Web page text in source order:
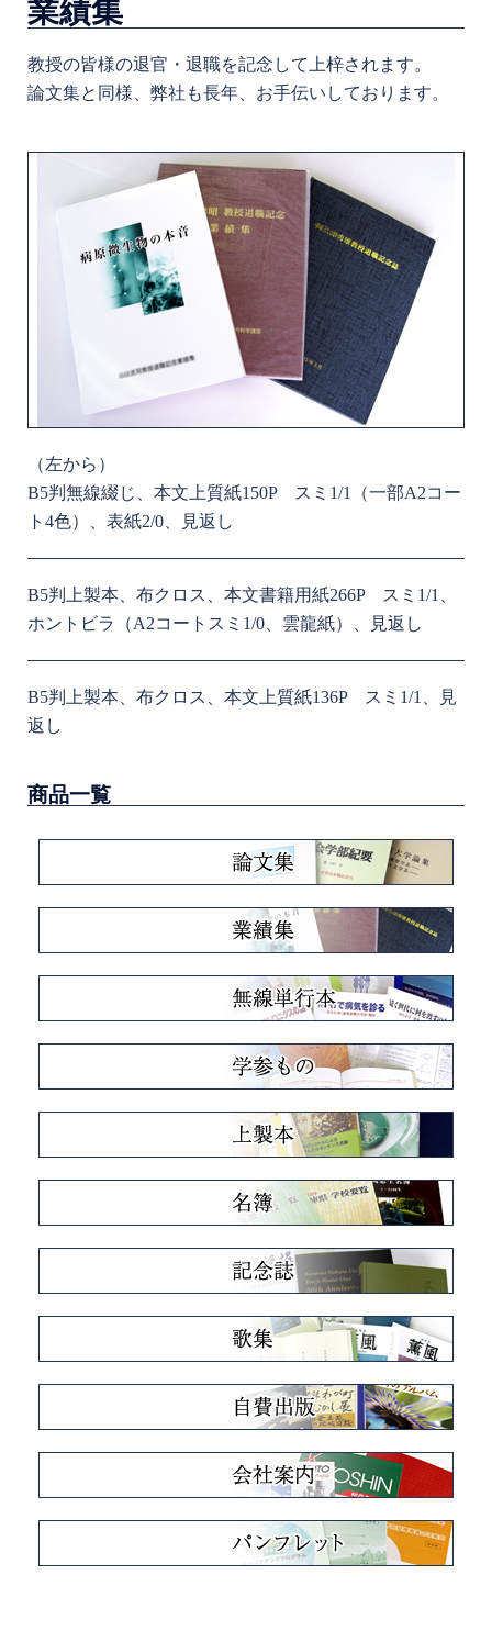
業績集
教授の皆様の退官・退職を記念して上梓されます。
論文集と同様、弊社も長年、お手伝いしております。
（左から）
B5判無線綴じ、本文上質紙150P スミ1/1（一部A2コー
ト4色）、表紙2/0、見返し
B5判上製本、布クロス、本文書籍用紙266P スミ1/1、
ホントビラ（A2コートスミ1/0、雲龍紙）、見返し
B5判上製本、布クロス、本文上質紙136P スミ1/1、見
返し
商品一覧